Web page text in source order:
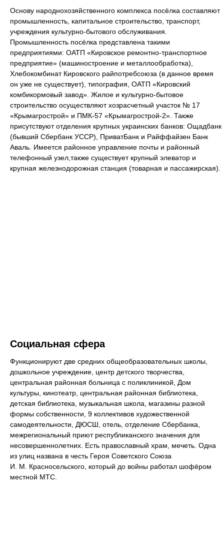
Основу народнохозяйственного комплекса посёлка составляют
промышленность, капитальное строительство, транспорт,
учреждения культурно-бытового обслуживания.
Промышленность посёлка представлена такими
предприятиями: ОАТП «Кировское ремонтно-транспортное
предприятие» (машиностроение и металлообработка),
Хлебокомбинат Кировского райпотребсоюза (в данное время
он уже не существует), типография, ОАТП «Кировский
комбикормовый завод». Жилое и культурно-бытовое
строительство осуществляют хозрасчетный участок № 17
«Крымагрострой» и ПМК-57 «Крымагрострой-2». Также
присутствуют отделения крупных украинских банков: Ощадбанк
(бывший Сбербанк УССР), ПриватБанк и Райффайзен Банк
Аваль. Имеется районное управление почты и районный
телефонный узел,также существует крупный элеватор и
крупная железнодорожная станция (товарная и пассажирская).
Социальная сфера
Функционируют две средних общеобразовательных школы,
дошкольное учреждение, центр детского творчества,
центральная районная больница с поликлиникой, Дом
культуры, кинотеатр, центральная районная библиотека,
детская библиотека, музыкальная школа, магазины разной
формы собственности, 9 коллективов художественной
самодеятельности, ДЮСШ, отель, отделение Сбербанка,
межрегиональный приют республиканского значения для
несовершеннолетних. Есть православный храм, мечеть. Одна
из улиц названа в честь Героя Советского Союза
И. М. Красносельского, который до войны работал шофёром
местной МТС.